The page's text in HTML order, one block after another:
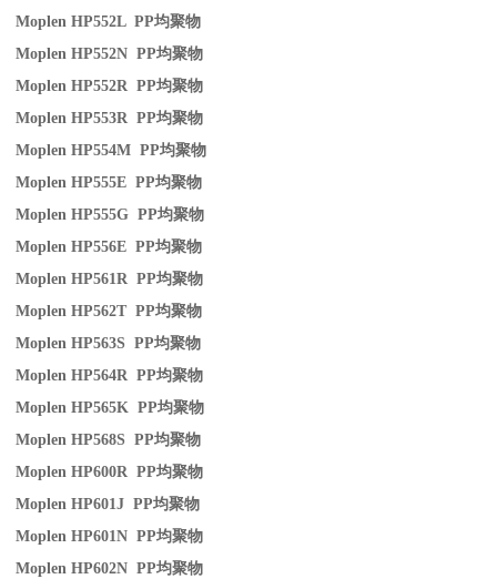
Moplen HP552L PP均聚物
Moplen HP552N PP均聚物
Moplen HP552R PP均聚物
Moplen HP553R PP均聚物
Moplen HP554M PP均聚物
Moplen HP555E PP均聚物
Moplen HP555G PP均聚物
Moplen HP556E PP均聚物
Moplen HP561R PP均聚物
Moplen HP562T PP均聚物
Moplen HP563S PP均聚物
Moplen HP564R PP均聚物
Moplen HP565K PP均聚物
Moplen HP568S PP均聚物
Moplen HP600R PP均聚物
Moplen HP601J PP均聚物
Moplen HP601N PP均聚物
Moplen HP602N PP均聚物